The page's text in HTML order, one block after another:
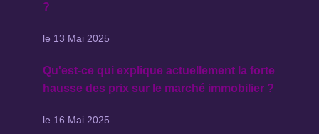
?
le 13 Mai 2025
Qu'est-ce qui explique actuellement la forte
hausse des prix sur le marché immobilier ?
le 16 Mai 2025